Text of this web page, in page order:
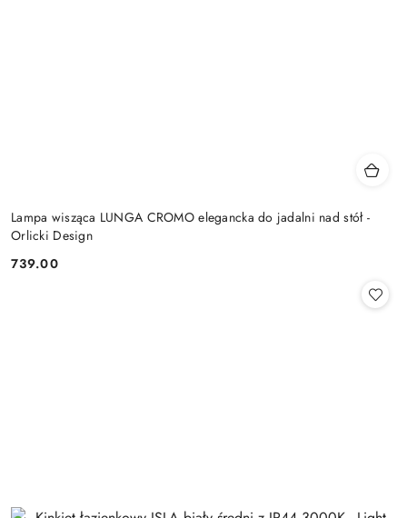
Lampa wisząca LUNGA CROMO elegancka do jadalni nad stół -
Orlicki Design
Cena:
739.00